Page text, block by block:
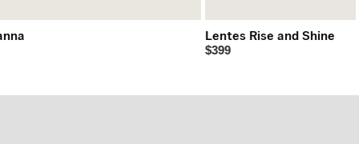
Lentes Rise and Shine
$399